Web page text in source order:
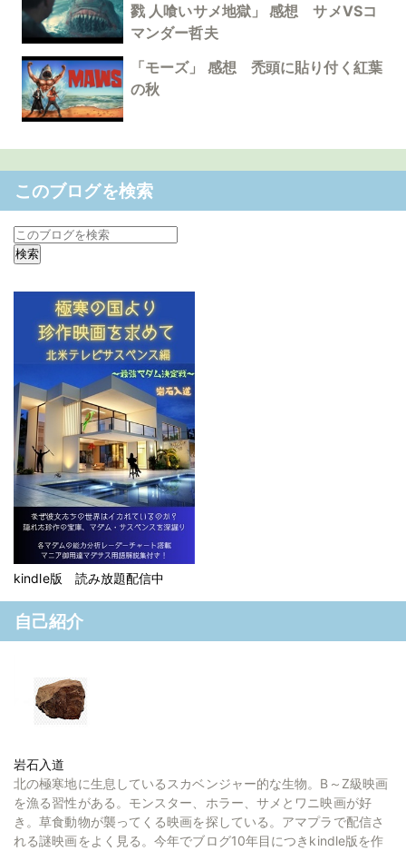
戮 人喰いサメ地獄」 感想 サメVSコ
マンダー哲夫
「モーズ」 感想 禿頭に貼り付く紅葉
の秋
このブログを検索
kindle版 読み放題配信中
自己紹介
岩石入道
北の極寒地に生息しているスカベンジャー的な生物。B～Z級映画
を漁る習性がある。モンスター、ホラー、サメとワニ映画が好
き。草食動物が襲ってくる映画を探している。アマプラで配信さ
れる謎映画をよく見る。今年でブログ10年目につきkindle版を作